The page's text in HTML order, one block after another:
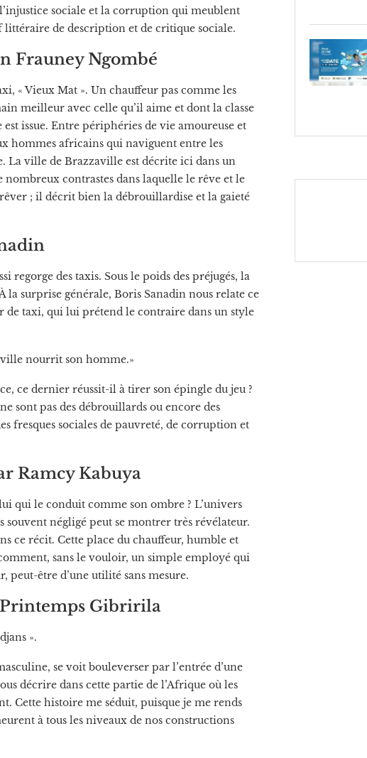
sociale et la corruption qui meublent
littéraire de description et de critique sociale.
Frauney Ngombé
« Vieux Mat ». Un chauffeur pas comme les
meilleur avec celle qu’il aime et dont la classe
issue. Entre périphéries de vie amoureuse et
hommes africains qui naviguent entre les
La ville de Brazzaville est décrite ici dans un
contrastes dans laquelle le rêve et le
; il décrit bien la débrouillardise et la gaieté
regorge des taxis. Sous le poids des préjugés, la
la surprise générale, Boris Sanadin nous relate ce
de taxi, qui lui prétend le contraire dans un style
nourrit son homme.»
ce dernier réussit-il à tirer son épingle du jeu ?
sont pas des débrouillards ou encore des
fresques sociales de pauvreté, de corruption et
Ramcy Kabuya
qui le conduit comme son ombre ? L’univers
souvent négligé peut se montrer très révélateur.
ce récit. Cette place du chauffeur, humble et
sans le vouloir, un simple employé qui
être d’une utilité sans mesure.
Gibririla
».
se voit bouleverser par l’entrée d’une
décrire dans cette partie de l’Afrique où les
Cette histoire me séduit, puisque je me rends
à tous les niveaux de nos constructions